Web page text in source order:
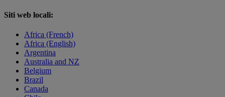
Siti web locali:
Africa (French)
Africa (English)
Argentina
Australia and NZ
Belgium
Brazil
Canada